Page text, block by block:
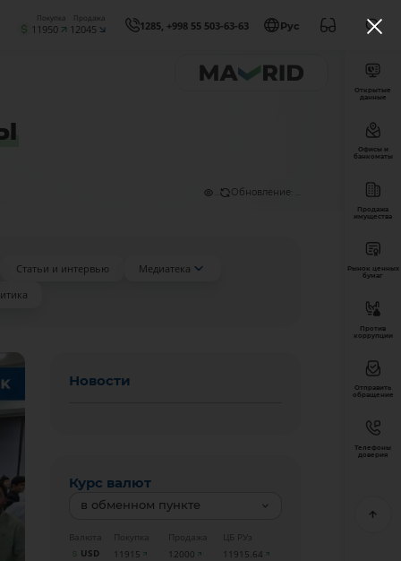
Покупка
11950
Продажа
12045 1285, +998 55 503-63-63 Рус
Обновление: ...
Статьи и интервью
Медиатека
Новости
Курс валют
в обменном пункте
Валюта Покупка Продажа
ЦБ РУз
USD
11915 12000
11915.64
Открытые
данные
Офисы и
банкоматы
Продажа
имущества
Рынок ценных
бумаг
Против
коррупции
Отправить
обращение
Телефоны
доверия